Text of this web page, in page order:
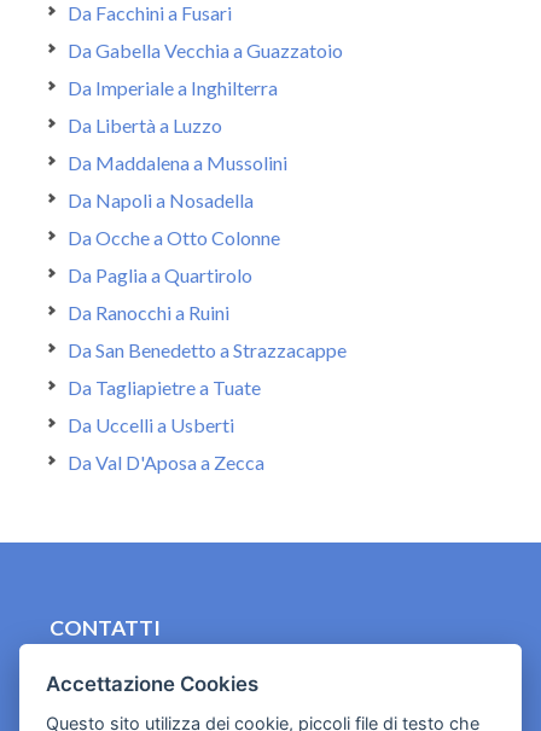
Da Facchini a Fusari
Da Gabella Vecchia a Guazzatoio
Da Imperiale a Inghilterra
Da Libertà a Luzzo
Da Maddalena a Mussolini
Da Napoli a Nosadella
Da Ocche a Otto Colonne
Da Paglia a Quartirolo
Da Ranocchi a Ruini
Da San Benedetto a Strazzacappe
Da Tagliapietre a Tuate
Da Uccelli a Usberti
Da Val D'Aposa a Zecca
CONTATTI
Cookies e informativa privacy
Accettazione Cookies
Questo sito utilizza dei cookie, piccoli file di testo che